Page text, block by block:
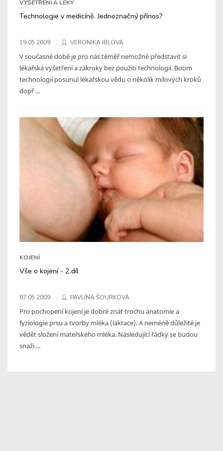
VYŠETŘENÍ A LÉKY
Technologie v medicíně. Jednoznačný přínos?
19.05.2009 VERONIKA IBLOVÁ
V současné době je pro nás téměř nemožné představit si
lékařská vyšetření a zákroky bez použití technologií. Boom
technologií posunul lékařskou vědu o několik mílových kroků
dopř ...
KOJENÍ
Vše o kojení - 2.díl
07.05.2009 PAVLÍNA ŠOURKOVÁ
Pro pochopení kojení je dobré znát trochu anatomie a
fyziologie prsu a tvorby mléka (laktace). A neméně důležité je
vědět složení mateřského mléka. Následující řádky se budou
snaži ...